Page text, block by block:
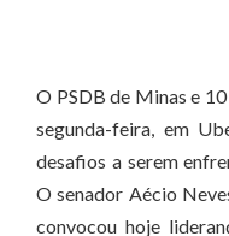
O PSDB de Minas e
segunda-feira, em
desafios a serem
O senador Aécio
convocou hoje